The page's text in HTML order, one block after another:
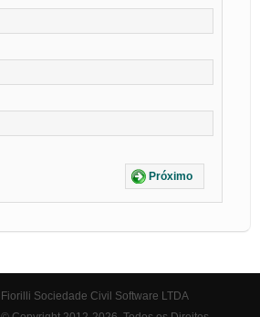
Próximo
Fiorilli Sociedade Civil Software LTDA